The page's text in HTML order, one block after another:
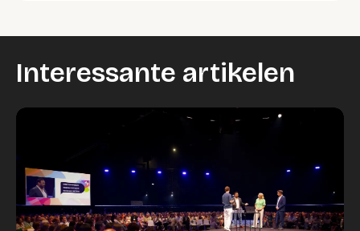
Interessante artikelen